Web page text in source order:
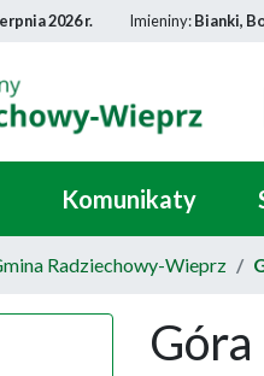
2026 r. Imieniny:Bianki,
Komunikaty
Radziechowy-Wieprz